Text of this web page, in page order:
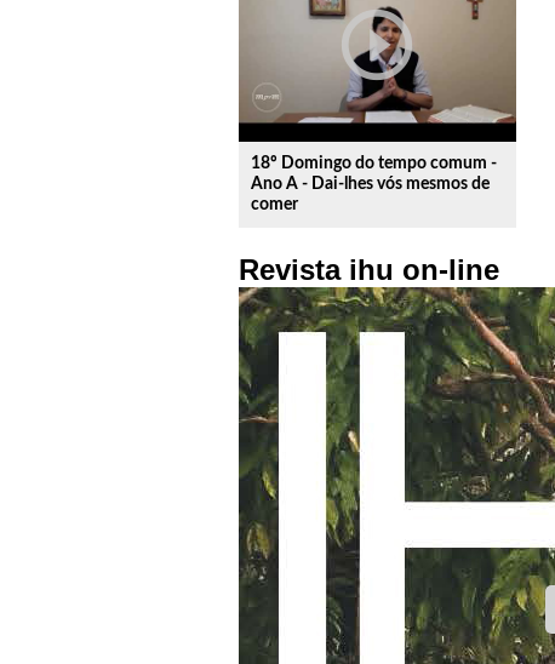
play_circle_outline
18º Domingo do tempo comum -
Ano A - Dai-lhes vós mesmos de
comer
Revista ihu on-line